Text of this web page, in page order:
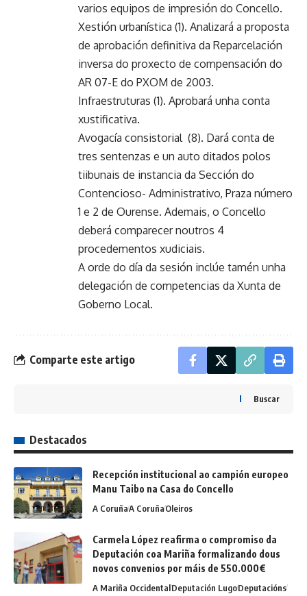
varios equipos de impresión do Concello.
Xestión urbanística (1). Analizará a proposta
de aprobación definitiva da Reparcelación
inversa do proxecto de compensación do
AR 07-E do PXOM de 2003.
Infraestruturas (1). Aprobará unha conta
xustificativa.
Avogacía consistorial (8). Dará conta de
tres sentenzas e un auto ditados polos
tiibunais de instancia da Sección do
Contencioso- Administrativo, Praza número
1 e 2 de Ourense. Ademais, o Concello
deberá comparecer noutros 4
procedementos xudiciais.
A orde do día da sesión inclúe tamén unha
delegación de competencias da Xunta de
Goberno Local.
Comparte este artigo
Buscar
Destacados
Recepción institucional ao campión europeo
Manu Taibo na Casa do Concello
A CoruñaA CoruñaOleiros
Carmela López reafirma o compromiso da
Deputación coa Mariña formalizando dous
novos convenios por máis de 550.000€
A Mariña OccidentalDeputación LugoDeputacións